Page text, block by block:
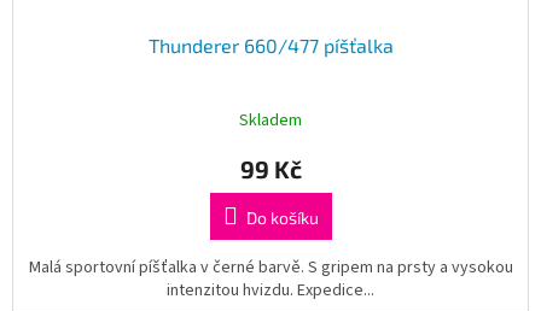
Thunderer 660/477 píšťalka
Skladem
99 Kč
Do košíku
Malá sportovní píšťalka v černé barvě. S gripem na prsty a vysokou
intenzitou hvizdu. Expedice...